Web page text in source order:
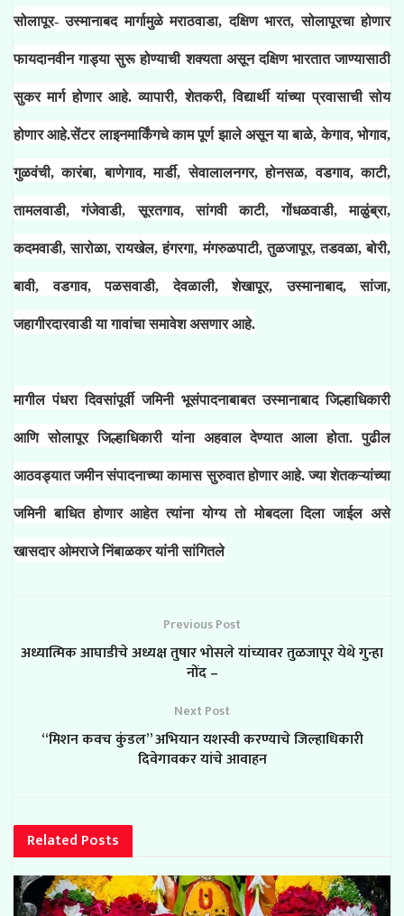
सोलापूर- उस्मानाबद मार्गामुळे मराठवाडा, दक्षिण भारत, सोलापूरचा होणार
फायदानवीन गाड्या सुरू होण्याची शक्‍यता असून दक्षिण भारतात जाण्यासाठी
सुकर मार्ग होणार आहे. व्यापारी, शेतकरी, विद्यार्थी यांच्या प्रवासाची सोय
होणार आहे.सेंटर लाइनमार्किंगचे काम पूर्ण झाले असून या बाळे, केगाव, भोगाव,
गुळवंची, कारंबा, बाणेगाव, मार्डी, सेवालालनगर, होनसळ, वडगाव, काटी,
तामलवाडी, गंजेवाडी, सूरतगाव, सांगवी काटी, गोंधळवाडी, माळुंब्रा,
कदमवाडी, सारोळा, रायखेल, हंगरगा, मंगरुळपाटी, तुळजापूर, तडवळा, बोरी,
बावी, वडगाव, पळसवाडी, देवळाली, शेखापूर, उस्मानाबाद, सांजा,
जहागीरदारवाडी या गावांचा समावेश असणार आहे.
मागील पंधरा दिवसांपूर्वी जमिनी भूसंपादनाबाबत उस्मानाबाद जिल्हाधिकारी
आणि सोलापूर जिल्हाधिकारी यांना अहवाल देण्यात आला होता. पुढील
आठवड्यात जमीन संपादनाच्या कामास सुरुवात होणार आहे. ज्या शेतकऱ्यांच्या
जमिनी बाधित होणार आहेत त्यांना योग्य तो मोबदला दिला जाईल असे
खासदार ओमराजे निंबाळकर यांनी सांगितले
Previous Post
अध्यात्मिक आघाडीचे अध्यक्ष तुषार भोसले यांच्यावर तुळजापूर येथे गुन्हा
नोंद –
Next Post
“मिशन कवच कुंडल” अभियान यशस्वी करण्याचे जिल्हाधिकारी
दिवेगावकर यांचे आवाहन
Related Posts